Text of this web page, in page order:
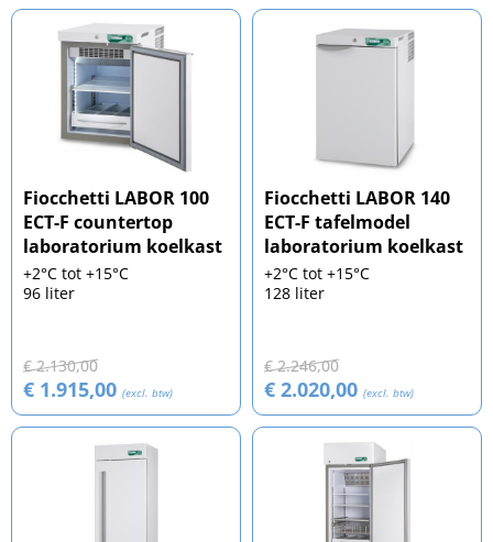
Fiocchetti LABOR 100
ECT-F countertop
laboratorium koelkast
+2°C tot +15°C
96 liter
€ 2.130,00
€ 1.915,00 (excl. btw)
Fiocchetti LABOR 140
ECT-F tafelmodel
laboratorium koelkast
+2°C tot +15°C
128 liter
€ 2.246,00
€ 2.020,00 (excl. btw)